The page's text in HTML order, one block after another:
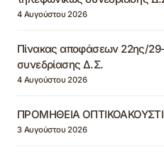
4 Αυγούστου 2026
Πίνακας αποφάσεων 22ης/
συνεδρίασης Δ.Σ.
4 Αυγούστου 2026
ΠΡΟΜΗΘΕΙΑ
3 Αυγούστου 2026